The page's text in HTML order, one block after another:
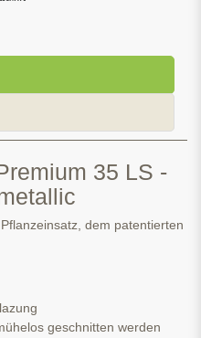
35 LS -
dem patentierten
geschnitten werden